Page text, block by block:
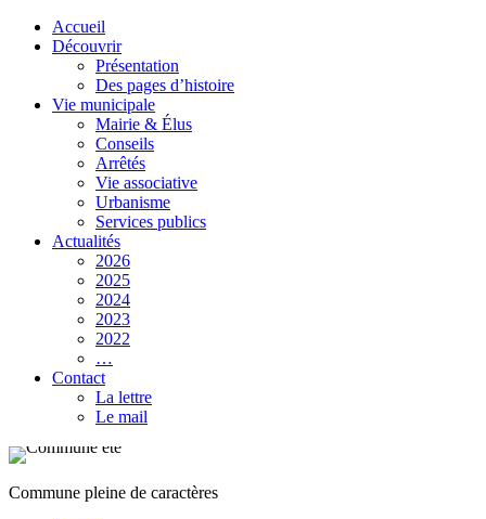
Accueil
Découvrir
Présentation
Des pages d’histoire
Vie municipale
Mairie & Élus
Conseils
Arrêtés
Vie associative
Urbanisme
Services publics
Actualités
2026
2025
2024
2023
2022
…
Contact
La lettre
Le mail
Commune pleine de caractères